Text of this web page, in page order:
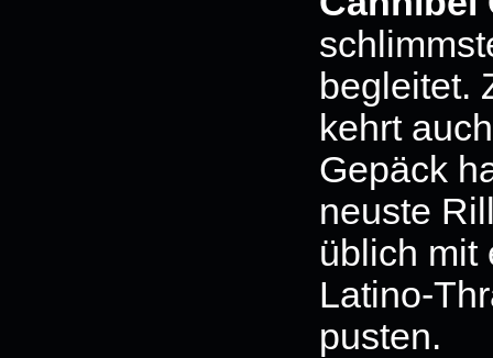
begleitet.
kehrt
Gepäck
neuste
üblich mit
Latino-
pusten.